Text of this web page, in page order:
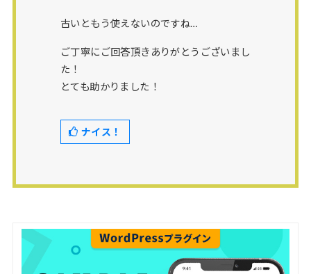
古いともう使えないのですね…
ご丁寧にご回答頂きありがとうございまし
た！
とても助かりました！
ナイス！